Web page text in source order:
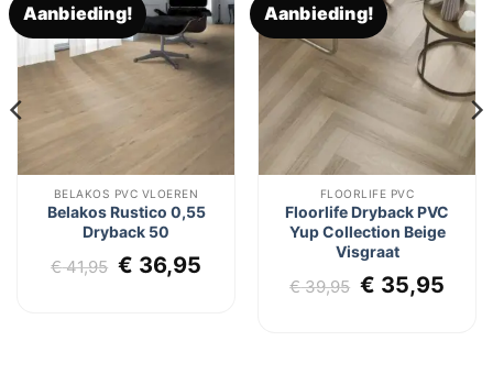
Aanbieding!
Toevoegen
aan
verlanglijst
BELAKOS PVC VLOEREN
Belakos Rustico 0,55
Dryback 50
€41,95 Oorspronkelijke
€ 36,95Huidige
Aanbieding!
Toevoegen
aan
verlanglijst
FLOORLIFE PVC
Floorlife Dryback PVC
Yup Collection Beige
Visgraat
€39,95 € 35,95